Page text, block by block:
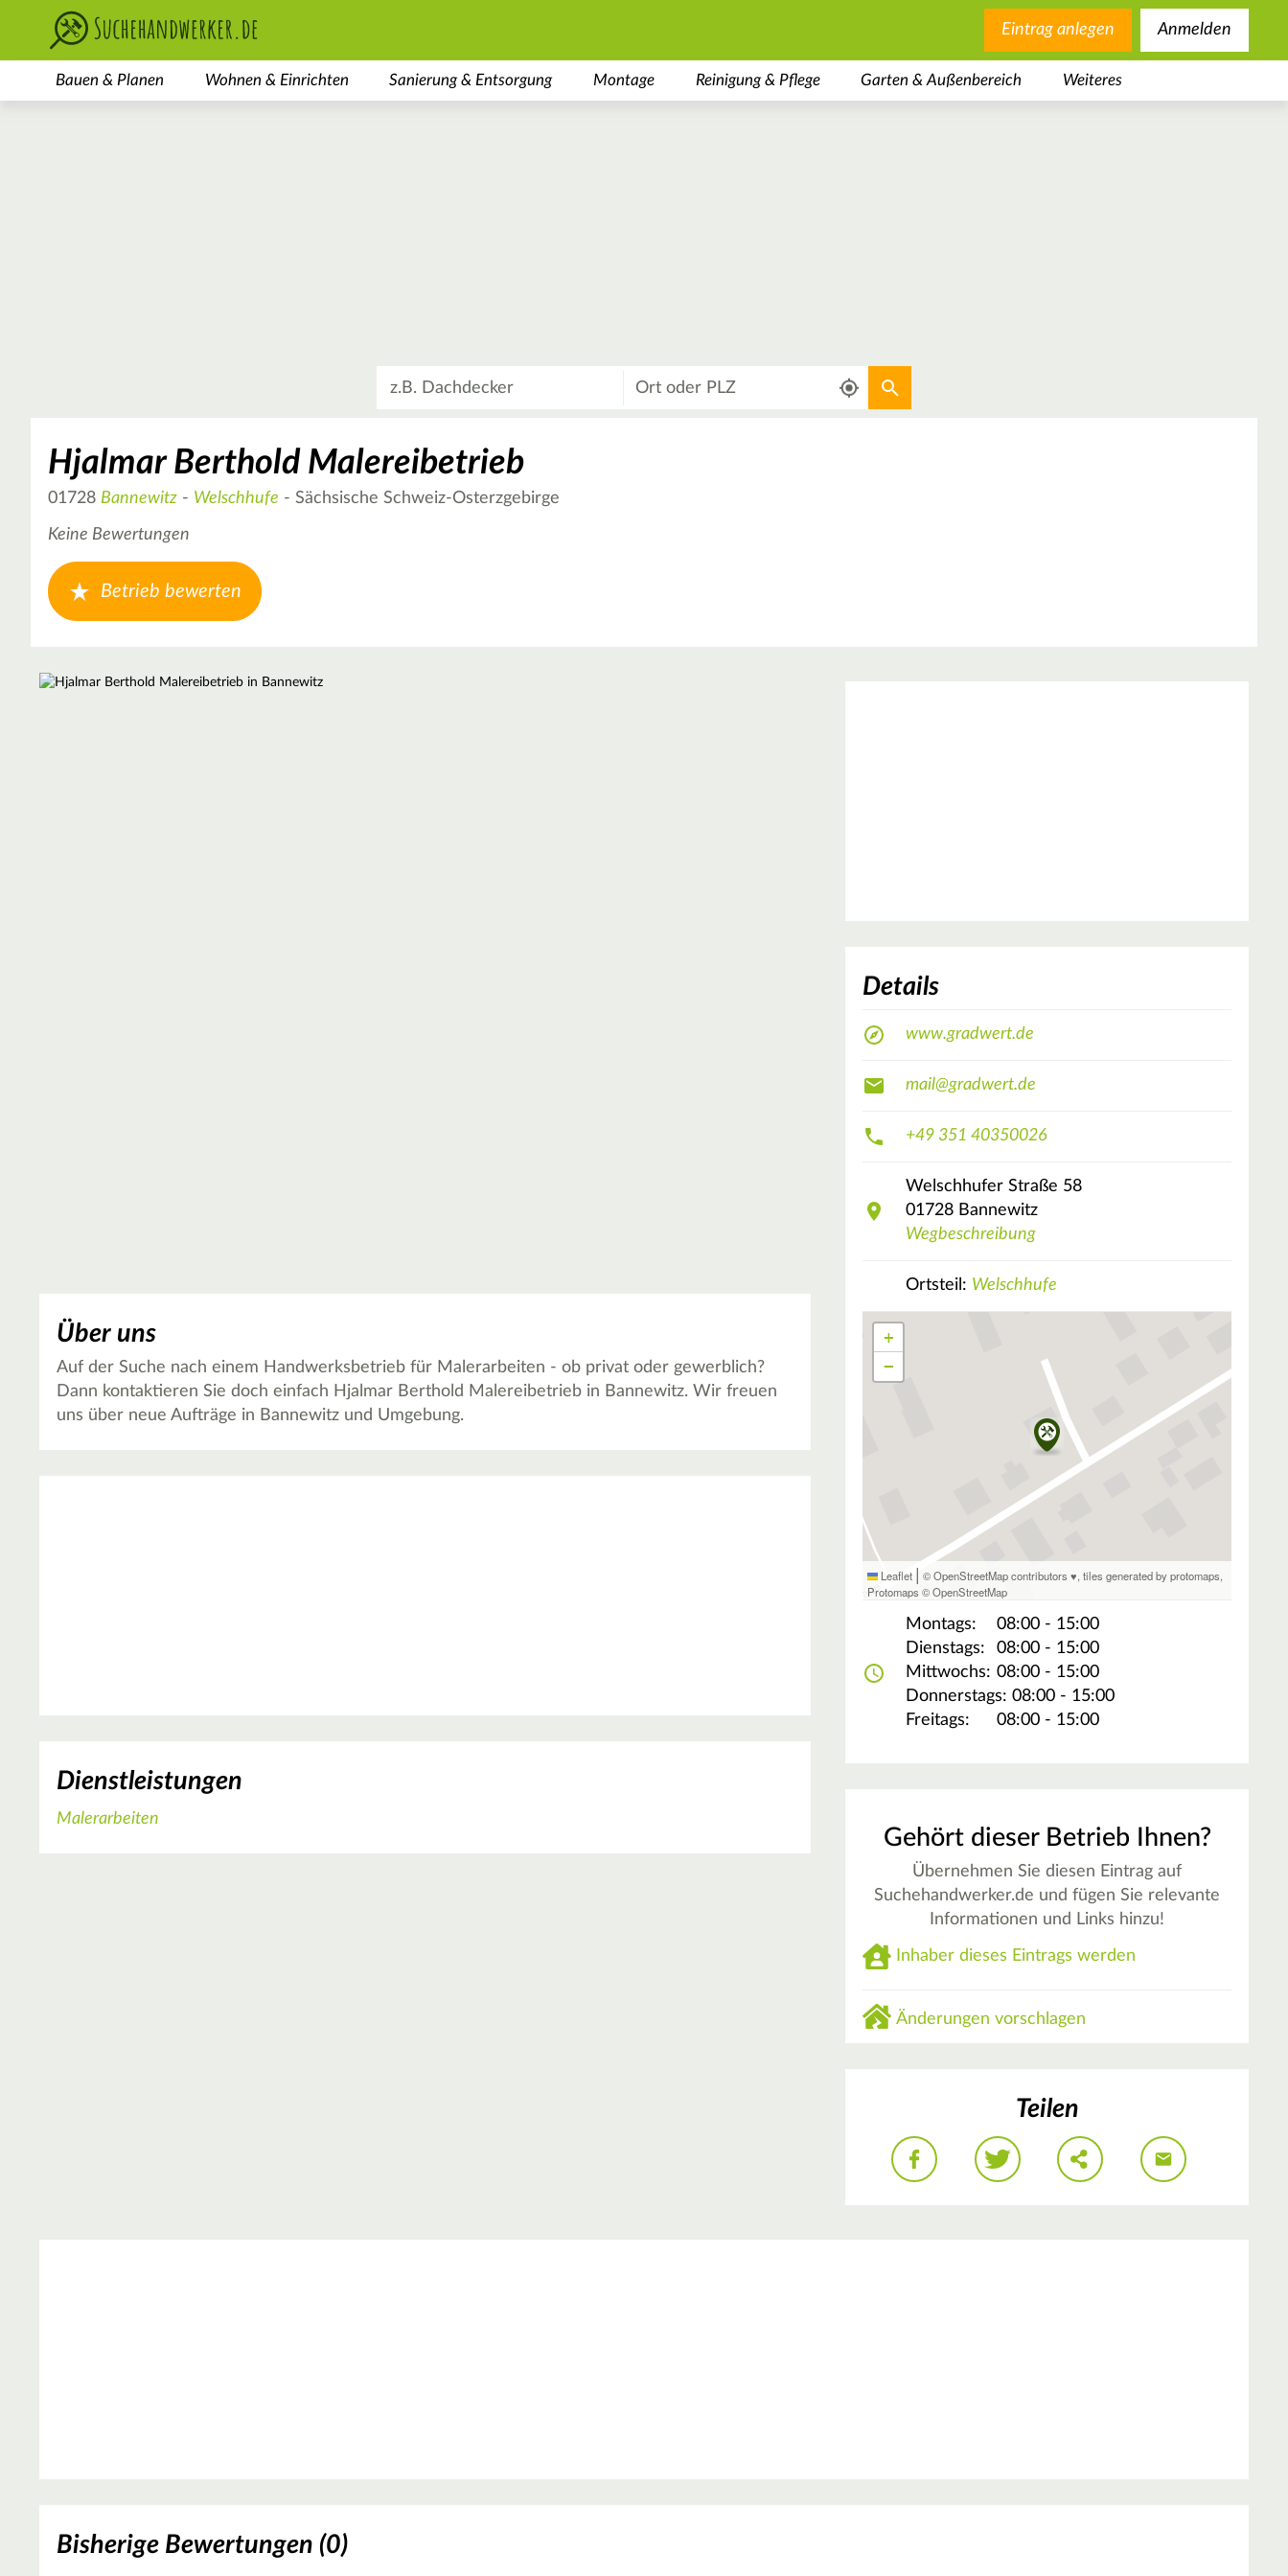
Eintrag anlegen Anmelden
Bauen & Planen Wohnen & Einrichten Sanierung & Entsorgung Montage Reinigung & Pflege Garten & Außenbereich Weiteres
Aktuellen Standort verwenden
Hjalmar Berthold Malereibetrieb
01728 Bannewitz - Welschhufe - Sächsische Schweiz-Osterzgebirge
Keine Bewertungen
Betrieb bewerten
Über uns
Auf der Suche nach einem Handwerksbetrieb für Malerarbeiten - ob privat oder gewerblich?
Dann kontaktieren Sie doch einfach Hjalmar Berthold Malereibetrieb in Bannewitz. Wir freuen
uns über neue Aufträge in Bannewitz und Umgebung.
Dienstleistungen
Malerarbeiten
Details
www.gradwert.de
mail@gradwert.de
+49 351 40350026
Welschhufer Straße 58
01728 Bannewitz
Wegbeschreibung
Ortsteil: Welschhufe
+
−
Leaflet | © OpenStreetMap contributors ♥,tiles generated by protomaps,
Protomaps ©OpenStreetMap
Montags:
08:00 - 15:00
Dienstags:
08:00 - 15:00
Mittwochs: 08:00 - 15:00
Donnerstags: 08:00 - 15:00
Freitags:
08:00 - 15:00
Gehört dieser Betrieb Ihnen?
Übernehmen Sie diesen Eintrag auf
Suchehandwerker.de und fügen Sie relevante
Informationen und Links hinzu!
Inhaber dieses Eintrags werden
Änderungen vorschlagen
Teilen
Bisherige Bewertungen (0)